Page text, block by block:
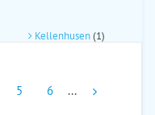
Kellenhusen(1)
5 6 ...